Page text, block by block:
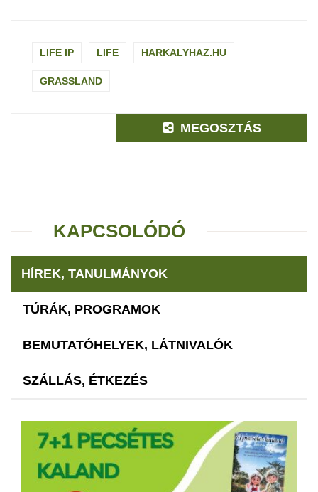
LIFE IP LIFE HARKALYHAZ.HU
GRASSLAND
MEGOSZTÁS
KAPCSOLÓDÓ
HÍREK, TANULMÁNYOK
TÚRÁK, PROGRAMOK
BEMUTATÓHELYEK, LÁTNIVALÓK
SZÁLLÁS, ÉTKEZÉS